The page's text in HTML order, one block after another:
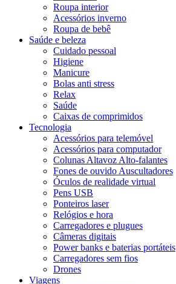
Roupa interior
Acessórios inverno
Roupa de bebê
Saúde e beleza
Cuidado pessoal
Higiene
Manicure
Bolas anti stress
Relax
Saúde
Caixas de comprimidos
Tecnologia
Acessórios para telemóvel
Acessórios para computador
Colunas Altavoz Alto-falantes
Fones de ouvido Auscultadores
Óculos de realidade virtual
Pens USB
Ponteiros laser
Relógios e hora
Carregadores e plugues
Câmeras digitais
Power banks e baterias portáteis
Carregadores sem fios
Drones
Viagens